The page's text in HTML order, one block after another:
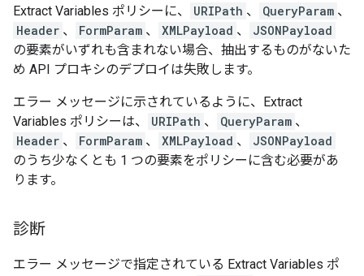
Extract Variables ポリシーに、 URIPath 、 QueryParam 、
Header 、 FormParam 、 XMLPayload 、
JSONPayload
の要素がいずれも含まれない場合、抽出するものがないた
め API プロキシのデプロイは失敗します。
エラー メッセージに示されているように、Extract
Variables ポリシーは、
URIPath 、 QueryParam 、
Header 、 FormParam 、 XMLPayload 、
JSONPayload
のうち少なくとも 1 つの要素をポリシーに含む必要があ
ります。
診断
エラー メッセージで指定されている Extract Variables ポ